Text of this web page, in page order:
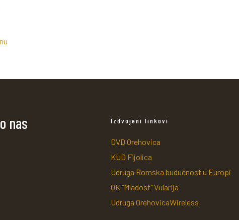
nas
Izdvojeni linkovi
DVD Orehovica
KUD Fijolica
Udruga Romska budućnost u Europi
OK "Mladost" Vularija
Udruga OrehovicaWireless